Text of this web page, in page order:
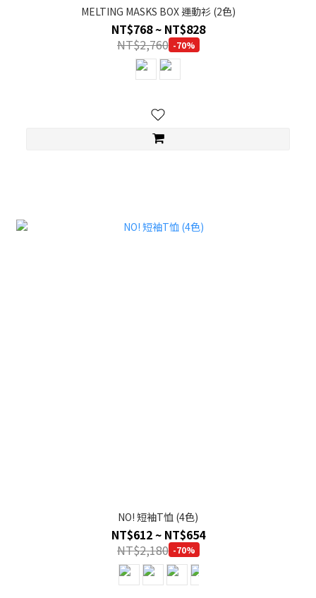
MELTING MASKS BOX 運動衫 (2色)
NT$768 ~ NT$828
NT$2,760 -70%
NO! 短袖T恤 (4色)
NT$612 ~ NT$654
NT$2,180 -70%